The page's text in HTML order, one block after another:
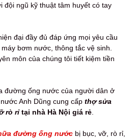
đội ngũ kỹ thuật tâm huyết có tay
đại đầy đủ đáp ứng mọi yêu cầu
bơm nước, thông tắc vệ sinh.
môn của chúng tôi tiết kiệm tiền
đường ống nước của người dân ở
Anh Dũng cung cấp thợ sửa
rò rỉtại nhà Hà Nội giá rẻ
đường ống nước bị bục, vỡ, rò rỉ,